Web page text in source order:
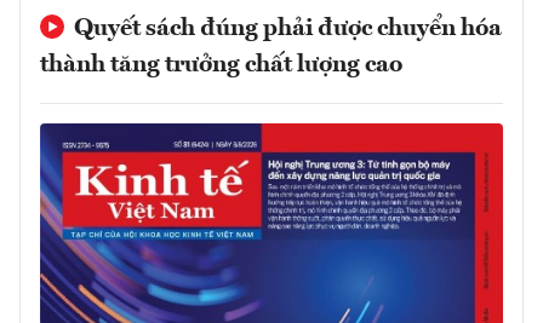
Quyết sách đúng phải được chuyển hóa
thành tăng trưởng chất lượng cao